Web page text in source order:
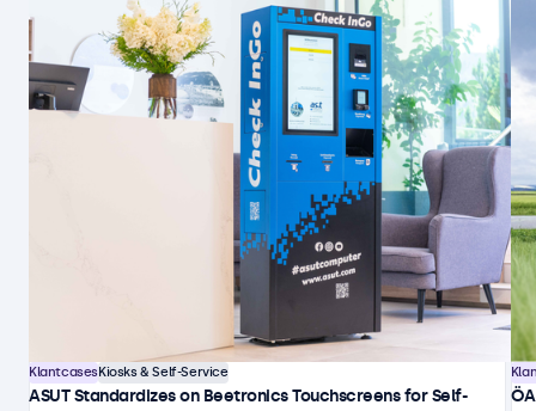
KlantcasesKiosks & Self-Service
ASUT Standardizes on Beetronics Touchscreens for Self-